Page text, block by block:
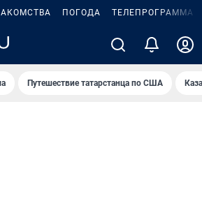
ПОГОДА ТЕЛЕПРОГРАММА
Путешествие татарстанца по США